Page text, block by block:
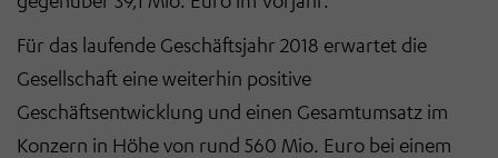
Für das laufende Geschäftsjahr 2018 erwartet die
Gesellschaft eine weiterhin positive
Geschäftsentwicklung und einen Gesamtumsatz im
Konzern in Höhe von rund 560 Mio. Euro bei einem